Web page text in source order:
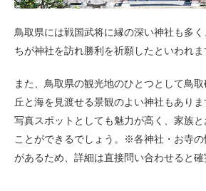
鳥取県には戦国武将に縁の深い神社も多
ちが神社を訪れ勝利を祈願したといわれま
また、鳥取県の観光地のひとつとして鳥
丘と海を見渡せる景観のよい神社もあり
写真スポットとしても魅力が高く、家族
ことができるでしょう。※各神社・お寺
があるため、詳細は直接問い合わせると確